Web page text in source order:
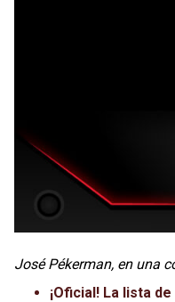
José Pékerman, en una
¡Oficial! La lista